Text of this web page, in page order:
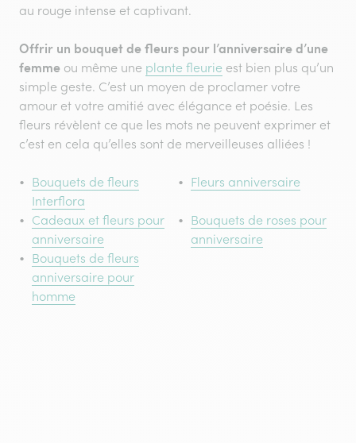
au rouge intense et captivant.
Offrir un bouquet de fleurs pour l’anniversaire d’une
femme ou même une plante fleurie est bien plus qu’un
simple geste. C’est un moyen de proclamer votre
amour et votre amitié avec élégance et poésie. Les
fleurs révèlent ce que les mots ne peuvent exprimer et
c’est en cela qu’elles sont de merveilleuses alliées !
Bouquets de fleurs
Interflora
Fleurs anniversaire
Cadeaux et fleurs pour
anniversaire
Bouquets de roses pour
anniversaire
Bouquets de fleurs
anniversaire pour
homme